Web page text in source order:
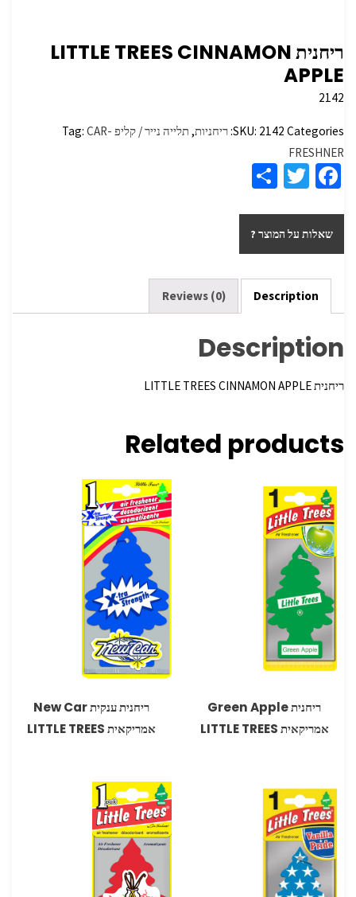
ריחנית LITTLE TREES CINNAMON
APPLE
2142
SKU: 2142 Categories: ריחניות, תלייה נייר / קליפ Tag: CAR-
FRESHNER
Fa
b
o
o
k
T
tt
er
ar
e
שאלות על המוצר ?
Description
Reviews (0)
Description
ריחנית LITTLE TREES CINNAMON APPLE
Related products
ריחנית Green Apple
אמריקאית LITTLE TREES
ריחנית ענקית New Car
אמריקאית LITTLE TREES